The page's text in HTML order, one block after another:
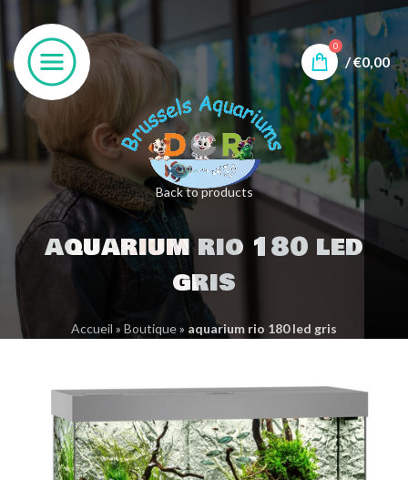
0
/€0,00
Back to products
aquarium rio 180 led
gris
Accueil » Boutique» aquarium rio 180 led gris